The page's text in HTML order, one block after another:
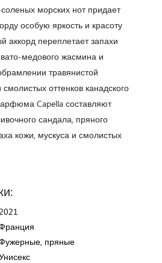
соленых морских нот придает
особую яркость и красоту
аккорд переплетает запахи
медового жасмина и
травянистой
оттенков канадского
Capella составляют
сандала, пряного
кожи, мускуса и смолистых
2021
пряные